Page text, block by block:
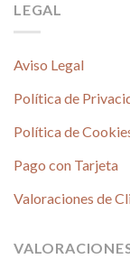
LEGAL
Aviso Legal
Política de
Política de
Pago con Tarjeta
Valoraciones de